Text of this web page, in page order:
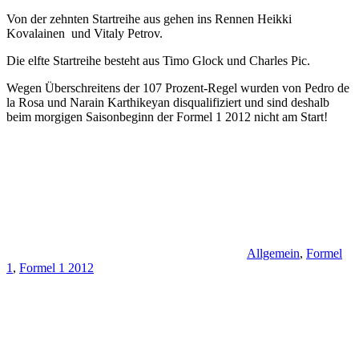
Von der zehnten Startreihe aus gehen ins Rennen Heikki
Kovalainen und Vitaly Petrov.
Die elfte Startreihe besteht aus Timo Glock und Charles Pic.
Wegen Überschreitens der 107 Prozent-Regel wurden von Pedro de
la Rosa und Narain Karthikeyan disqualifiziert und sind deshalb
beim morgigen Saisonbeginn der Formel 1 2012 nicht am Start!
Allgemein, Formel
1 , Formel 1 2012